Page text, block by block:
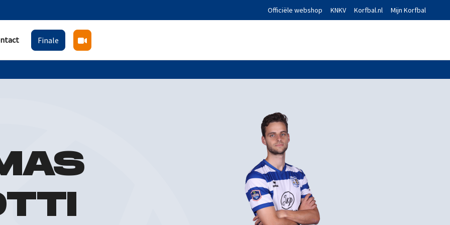
Officiële webshop KNKV Korfbal.nl Mijn Korfbal
Finale